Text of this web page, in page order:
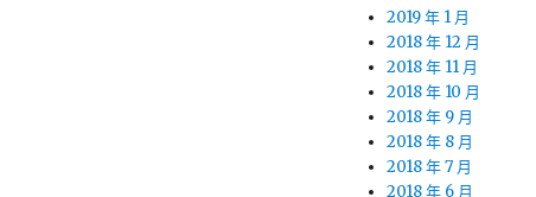
2019 年 1 月
2018 年 12 月
2018 年 11 月
2018 年 10 月
2018 年 9 月
2018 年 8 月
2018 年 7 月
2018 年 6 月